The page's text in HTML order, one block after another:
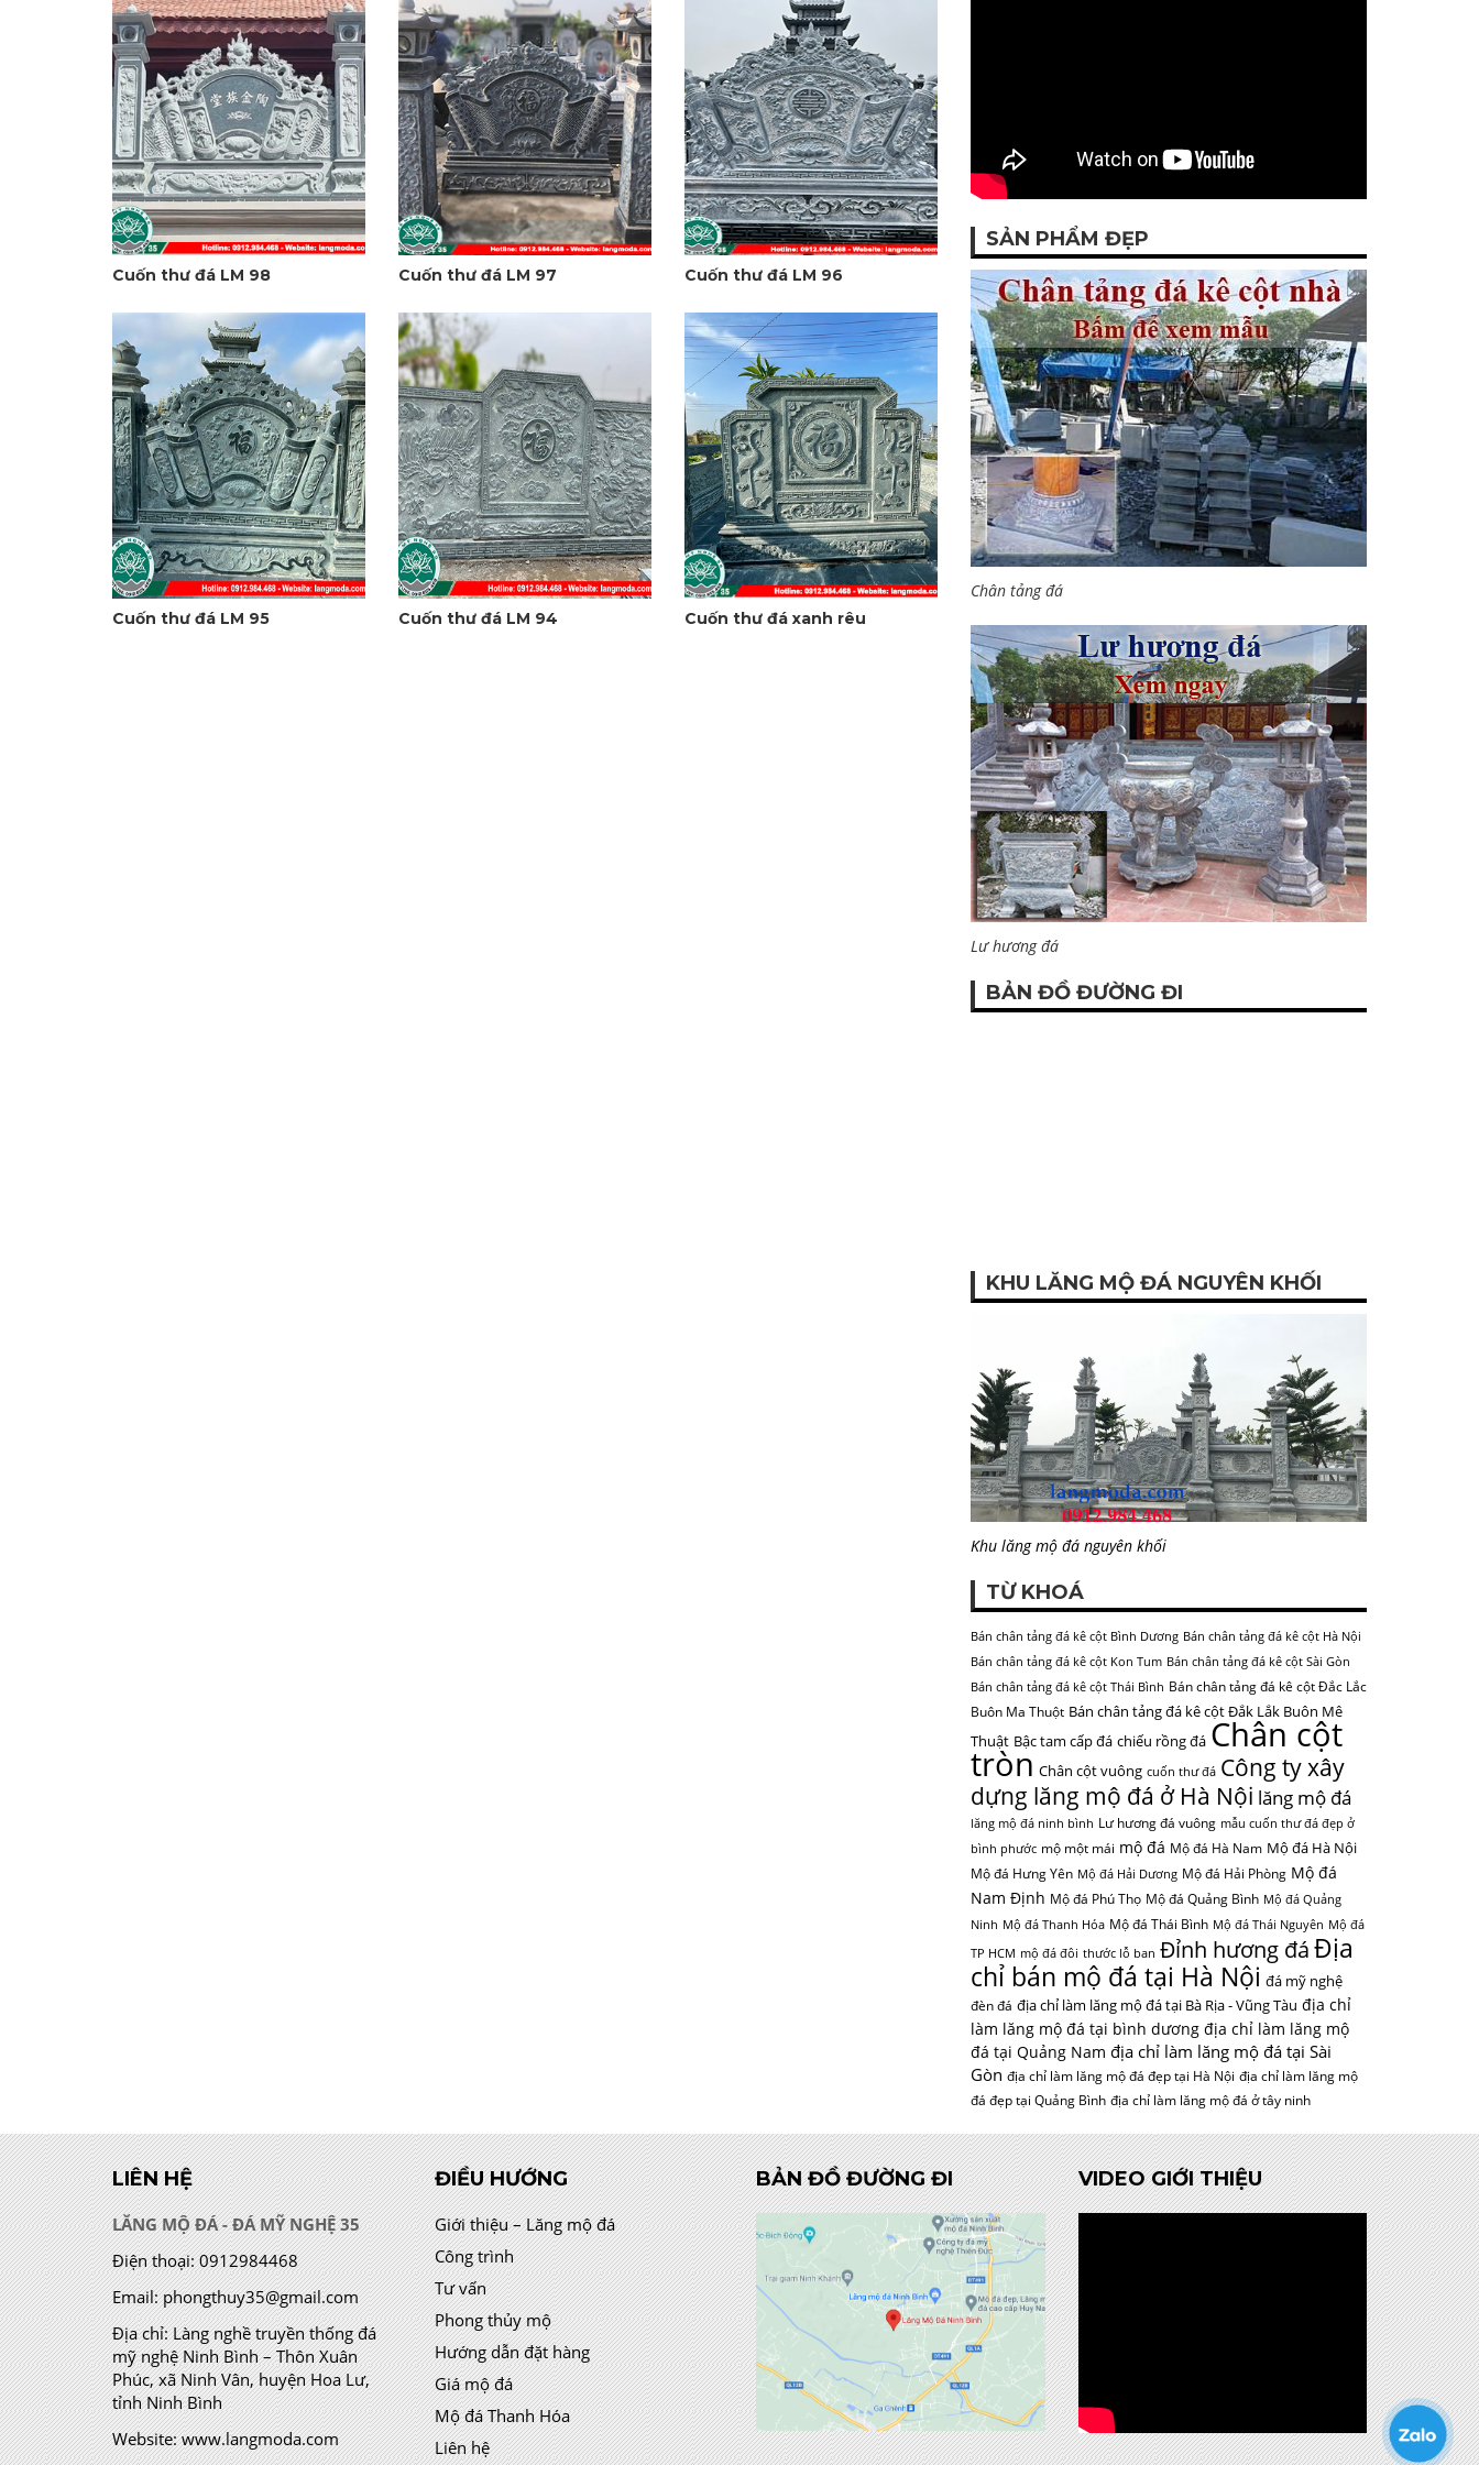
Cuốn thư đá LM 98 Cuốn thư đá LM 97 Cuốn thư đá LM 96
Cuốn thư đá LM 95 Cuốn thư đá LM 94 Cuốn thư đá xanh rêu
SẢN PHẨM ĐẸP
Chân tảng đá
Lư hương đá
BẢN ĐỒ ĐƯỜNG ĐI
KHU LĂNG MỘ ĐÁ NGUYÊN KHỐI
Khu lăng mộ đá nguyên khối
TỪ KHOÁ
Bán chân tảng đá kê cột Bình Dương Bán chân tảng đá kê cột Hà Nội
Bán chân tảng đá kê cột Kon Tum Bán chân tảng đá kê cột Sài Gòn
Bán chân tảng đá kê cột Thái Bình Bán chân tảng đá kê cột Đắc Lắc
Buôn Ma Thuột Bán chân tảng đá kê cột Đắk Lắk Buôn Mê
Thuật Bậc tam cấp đá chiếu rồng đá Chân cột
tròn Chân cột vuông cuốn thư đá Công ty xây
dựng lăng mộ đá ở Hà Nội lăng mộ đá
lăng mộ đá ninh bình Lư hương đá vuông mẫu cuốn thư đá đẹp ở
bình phước mộ một mái mộ đá Mộ đá Hà Nam Mộ đá Hà Nội
Mộ đá Hưng Yên Mộ đá Hải Dương Mộ đá Hải Phòng Mộ đá
Nam Định Mộ đá Phú Thọ Mộ đá Quảng Bình Mộ đá Quảng
Ninh Mộ đá Thanh Hóa Mộ đá Thái Bình Mộ đá Thái Nguyên Mộ đá
TP HCM mộ đá đôi thước lỗ ban Đỉnh hương đáĐịa
chỉ bán mộ đá tại Hà Nội đá mỹ nghệ
đèn đá địa chỉ làm lăng mộ đá tại Bà Rịa - Vũng Tàu địa chỉ
làm lăng mộ đá tại bình dương địa chỉ làm lăng mộ
đá tại Quảng Nam địa chỉ làm lăng mộ đá tại Sài
Gòn địa chỉ làm lăng mộ đá đẹp tại Hà Nội địa chỉ làm lăng mộ
đá đẹp tại Quảng Bình địa chỉ làm lăng mộ đá ở tây ninh
LIÊN HỆ
LĂNG MỘ ĐÁ - ĐÁ MỸ NGHỆ 35
Điện thoại: 0912984468
Email: phongthuy35@gmail.com
Địa chỉ:Làng nghề truyền thống đá
mỹ nghệ Ninh Bình – Thôn Xuân
Phúc, xã Ninh Vân, huyện Hoa Lư,
tỉnh Ninh Bình
Website: www.langmoda.com
ĐIỀU HƯỚNG
Giới thiệu – Lăng mộ đá
Công trình
Tư vấn
Phong thủy mộ
Hướng dẫn đặt hàng
Giá mộ đá
Mộ đá Thanh Hóa
Liên hệ
BẢN ĐỒ ĐƯỜNG ĐI VIDEO GIỚI THIỆU